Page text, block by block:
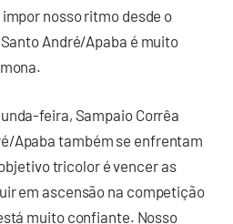
nosso ritmo desde o
André/Apaba é muito
feira, Sampaio Corrêa
Apaba também se enfrentam
tricolor é vencer as
em ascensão na competição
muito confiante. Nosso